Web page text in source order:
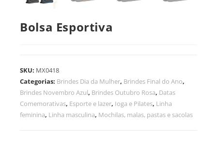
Bolsa Esportiva
SKU: MX0418
Categorias: Brindes Dia da Mulher, Brindes Final do Ano,
Brindes Novembro Azul, Brindes Outubro Rosa, Datas
Comemorativas, Esporte e lazer, Ioga e Pilates, Linha
feminina, Linha masculina, Mochilas, malas, pastas e sacolas